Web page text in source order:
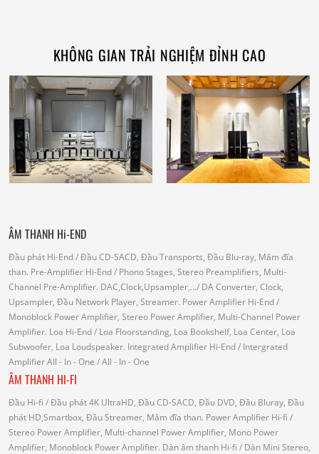
KHÔNG GIAN TRẢI NGHIỆM ĐỈNH CAO
ÂM THANH Hi-END
Đầu phát Hi-End/ Đầu CD-SACD, Đầu Transports, Đầu Blu-ray, Mâm đĩa
than. Pre-Amplifier Hi-End/ Phono Stages, Stereo Preamplifiers, Multi-
Channel Pre-Amplifier. DAC,Clock,Upsampler,.../ DA Converter, Clock,
Upsampler, Đầu Network Player, Streamer. Power Amplifier Hi-End/
Monoblock Power Amplifier, Stereo Power Amplifier, Multi-Channel Power
Amplifier. Loa Hi-End/ Loa Floorstanding, Loa Bookshelf, Loa Center, Loa
Subwoofer, Loa Loudspeaker. Integrated Amplifier Hi-End/ Intergrated
AmplifierAll - In - One / All - In - One
ÂM THANH HI-FI
Đầu Hi-fi / Đầu phát 4K UltraHD, Đầu CD-SACD, Đầu DVD, Đầu Bluray, Đầu
phát HD,Smartbox, Đầu Streamer, Mâm đĩa than. Power Amplifier Hi-fi /
Stereo Power Amplifier, Multi-channel Power Amplifier, Mono Power
Amplifier, Monoblock Power Amplifier. Dàn âm thanh Hi-fi / Dàn Mini Stereo,